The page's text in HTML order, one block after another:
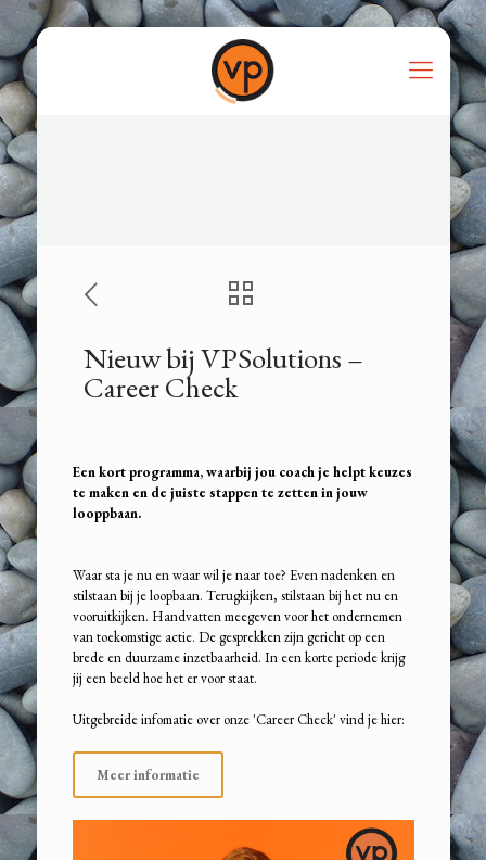
Nieuw bij VPSolutions –
Career Check
Een kort programma, waarbij jou coach je helpt keuzes
te maken en de juiste stappen te zetten in jouw
looppbaan.
Waar sta je nu en waar wil je naar toe? Even nadenken en
stilstaan bij je loopbaan. Terugkijken, stilstaan bij het nu en
vooruitkijken. Handvatten meegeven voor het ondernemen
van toekomstige actie. De gesprekken zijn gericht op een
brede en duurzame inzetbaarheid. In een korte periode krijg
jij een beeld hoe het er voor staat.
Uitgebreide infomatie over onze 'Career Check' vind je hier:
Meer informatie